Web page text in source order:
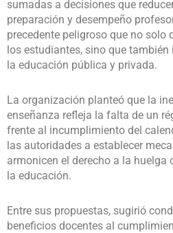
sumadas a decisiones que
preparación y desempeño
precedente peligroso que no solo
los estudiantes, sino que
la educación pública y privada.
La organización planteó que la
enseñanza refleja la falta de un
frente al incumplimiento del
las autoridades a establecer
armonicen el derecho a la huelga
la educación.
Entre sus propuestas, sugirió
beneficios docentes al